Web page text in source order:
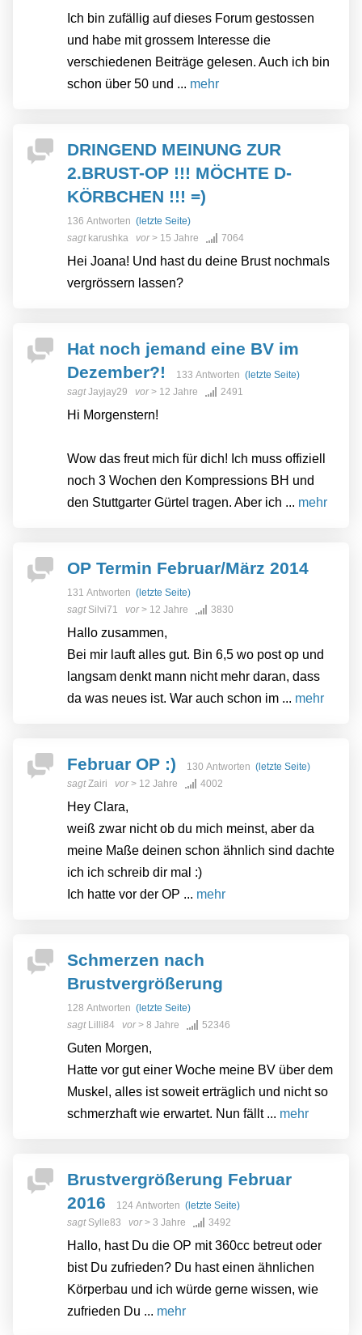
Ich bin zufällig auf dieses Forum gestossen
und habe mit grossem Interesse die
verschiedenen Beiträge gelesen. Auch ich bin
schon über 50 und ... mehr
DRINGEND MEINUNG ZUR
2.BRUST-OP !!! MÖCHTE D-
KÖRBCHEN !!! =)
136 Antworten (letzte Seite)
sagt karushka vor> 15 Jahre 7064
Hei Joana! Und hast du deine Brust nochmals
vergrössern lassen?
Hat noch jemand eine BV im
Dezember?!
133 Antworten (letzte Seite)
sagtJayjay29 vor> 12 Jahre 2491
Hi Morgenstern!
Wow das freut mich für dich! Ich muss offiziell
noch 3 Wochen den Kompressions BH und
den Stuttgarter Gürtel tragen. Aber ich ... mehr
OP Termin Februar/März 2014
131 Antworten (letzte Seite)
sagt Silvi71 vor> 12 Jahre 3830
Hallo zusammen,
Bei mir lauft alles gut. Bin 6,5 wo post op und
langsam denkt mann nicht mehr daran, dass
da was neues ist. War auch schon im ... mehr
Februar OP :) 130 Antworten (letzte Seite)
sagtZairi vor> 12 Jahre 4002
Hey Clara,
weiß zwar nicht ob du mich meinst, aber da
meine Maße deinen schon ähnlich sind dachte
ich ich schreib dir mal :)
Ich hatte vor der OP ... mehr
Schmerzen nach
Brustvergrößerung
128 Antworten (letzte Seite)
sagt Lilli84 vor> 8 Jahre 52346
Guten Morgen,
Hatte vor gut einer Woche meine BV über dem
Muskel, alles ist soweit erträglich und nicht so
schmerzhaft wie erwartet. Nun fällt ... mehr
Brustvergrößerung Februar
2016
124 Antworten (letzte Seite)
sagt Sylle83 vor> 3 Jahre 3492
Hallo, hast Du die OP mit 360cc betreut oder
bist Du zufrieden? Du hast einen ähnlichen
Körperbau und ich würde gerne wissen, wie
zufrieden Du ... mehr